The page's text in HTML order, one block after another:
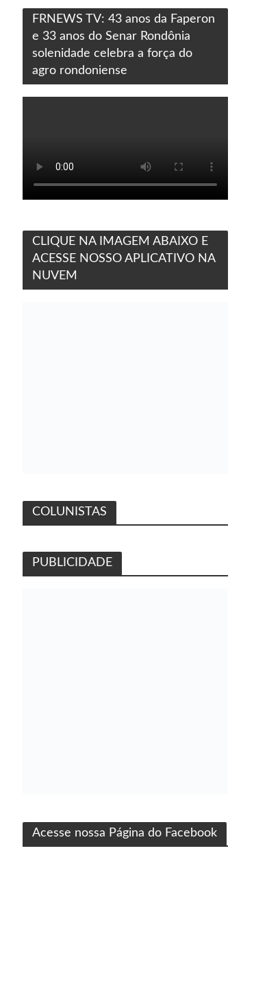
FRNEWS TV: 43 anos da Faperon
e 33 anos do Senar Rondônia
solenidade celebra a força do
agro rondoniense
CLIQUE NA IMAGEM ABAIXO E
ACESSE NOSSO APLICATIVO NA
NUVEM
COLUNISTAS
PUBLICIDADE
Acesse nossa Página do Facebook